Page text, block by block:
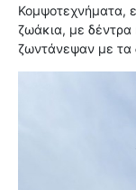
Κομψοτεχνήματα,
ζωάκια, με δέντρα
ζωντάνεψαν με